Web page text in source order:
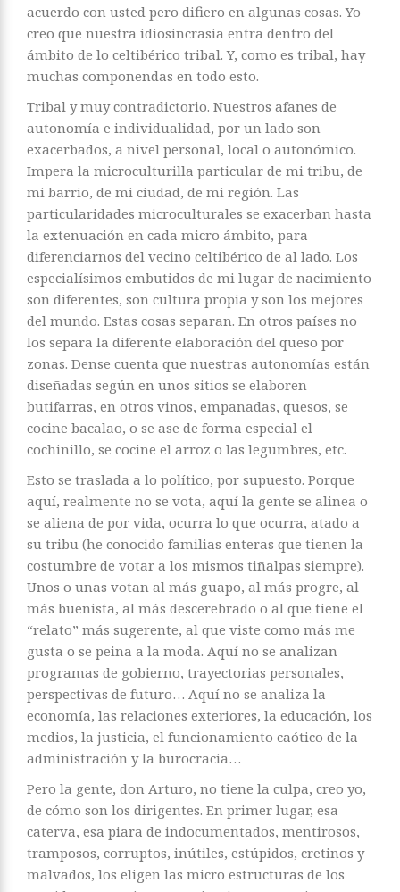
acuerdo con usted pero difiero en algunas cosas. Yo
creo que nuestra idiosincrasia entra dentro del
ámbito de lo celtibérico tribal. Y, como es tribal, hay
muchas componendas en todo esto.
Tribal y muy contradictorio. Nuestros afanes de
autonomía e individualidad, por un lado son
exacerbados, a nivel personal, local o autonómico.
Impera la microculturilla particular de mi tribu, de
mi barrio, de mi ciudad, de mi región. Las
particularidades microculturales se exacerban hasta
la extenuación en cada micro ámbito, para
diferenciarnos del vecino celtibérico de al lado. Los
especialísimos embutidos de mi lugar de nacimiento
son diferentes, son cultura propia y son los mejores
del mundo. Estas cosas separan. En otros países no
los separa la diferente elaboración del queso por
zonas. Dense cuenta que nuestras autonomías están
diseñadas según en unos sitios se elaboren
butifarras, en otros vinos, empanadas, quesos, se
cocine bacalao, o se ase de forma especial el
cochinillo, se cocine el arroz o las legumbres, etc.
Esto se traslada a lo político, por supuesto. Porque
aquí, realmente no se vota, aquí la gente se alinea o
se aliena de por vida, ocurra lo que ocurra, atado a
su tribu (he conocido familias enteras que tienen la
costumbre de votar a los mismos tiñalpas siempre).
Unos o unas votan al más guapo, al más progre, al
más buenista, al más descerebrado o al que tiene el
“relato” más sugerente, al que viste como más me
gusta o se peina a la moda. Aquí no se analizan
programas de gobierno, trayectorias personales,
perspectivas de futuro… Aquí no se analiza la
economía, las relaciones exteriores, la educación, los
medios, la justicia, el funcionamiento caótico de la
administración y la burocracia…
Pero la gente, don Arturo, no tiene la culpa, creo yo,
de cómo son los dirigentes. En primer lugar, esa
caterva, esa piara de indocumentados, mentirosos,
tramposos, corruptos, inútiles, estúpidos, cretinos y
malvados, los eligen las micro estructuras de los